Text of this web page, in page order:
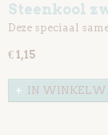
Steenkool
Deze speciaal
€ 1,15
IN